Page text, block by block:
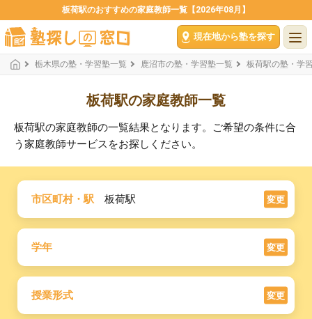
板荷駅のおすすめの家庭教師一覧【2026年08月】
現在地から塾を探す
栃木県の塾・学習塾一覧 鹿沼市の塾・学習塾一覧 板荷駅の塾・学
板荷駅の家庭教師一覧
板荷駅の家庭教師の一覧結果となります。ご希望の条件に合
う家庭教師サービスをお探しください。
市区町村・駅 板荷駅 変更
学年 変更
授業形式 変更